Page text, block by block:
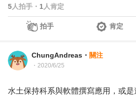
5人拍手 ・ 1 人肯定
拍手 肯定
ChungAndreas ・ 關注
・ 2020/6/25
水土保持科系與軟體撰寫應用，或是